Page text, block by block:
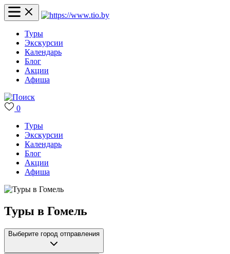
Туры
Экскурсии
Календарь
Блог
Акции
Афиша
0
Туры
Экскурсии
Календарь
Блог
Акции
Афиша
Туры в Гомель
Выберите город отправления